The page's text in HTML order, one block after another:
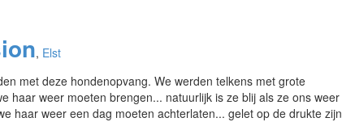
, Elst
met deze hondenopvang. We werden telkens met grote
haar weer moeten brengen... natuurlijk is ze blij als ze ons weer
haar weer een dag moeten achterlaten... gelet op de drukte zijn